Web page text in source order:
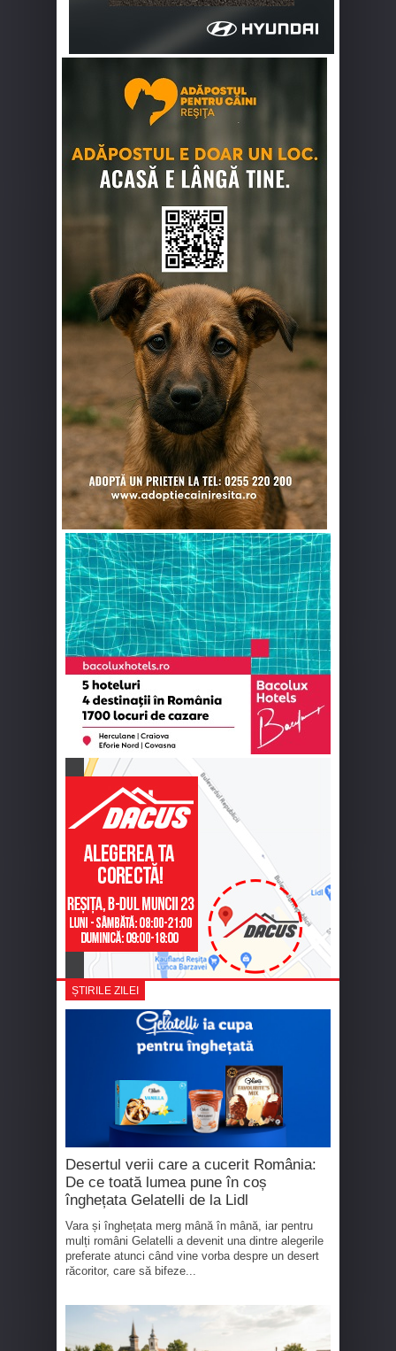
ȘTIRILE ZILEI
Desertul verii care a cucerit România:
De ce toată lumea pune în coș
înghețata Gelatelli de la Lidl
Vara și înghețata merg mână în mână, iar pentru
mulți români Gelatelli a devenit una dintre alegerile
preferate atunci când vine vorba despre un desert
răcoritor, care să bifeze...